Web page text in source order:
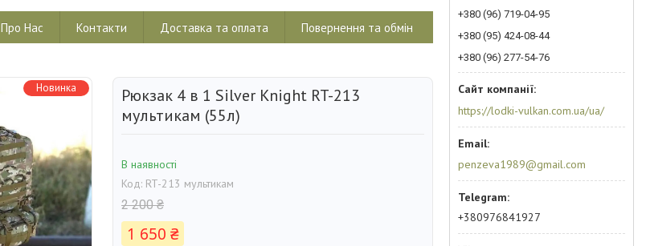
Про Нас Контакти Доставка та оплата Повернення та обмін
Новинка
Рюкзак 4 в 1 Silver Knight RT-213
мультикам (55л)
В наявності
Код: RT-213 мультикам
2 200 ₴
1 650 ₴
+380 (96) 719-04-95
+380 (95) 424-08-44
+380 (96) 277-54-76
https://lodki-vulkan.com.ua/ua/
penzeva1989@gmail.com
+380976841927